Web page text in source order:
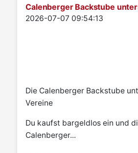
Calenberger Backstube
Details
2026-07-07 09:54:13
Die Calenberger Backstube
Vereine
Du kaufst bargeldlos ein und
Calenberger...